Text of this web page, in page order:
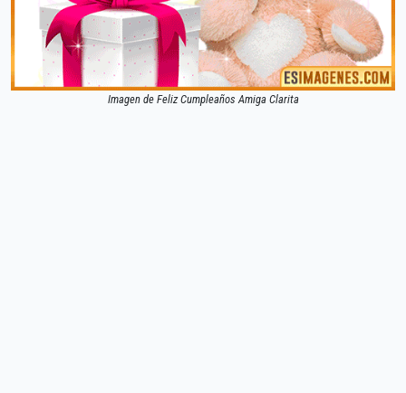
Imagen de Feliz Cumpleaños Amiga Clarita